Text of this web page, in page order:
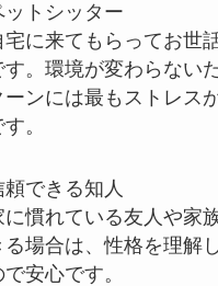
ットシッター
宅に来てもらってお世
す。環境が変わらない
ーンには最もストレス
。
頼できる知人
に慣れている友人や家
る場合は、性格を理解
で安心です。